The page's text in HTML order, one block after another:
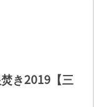
き2019【三